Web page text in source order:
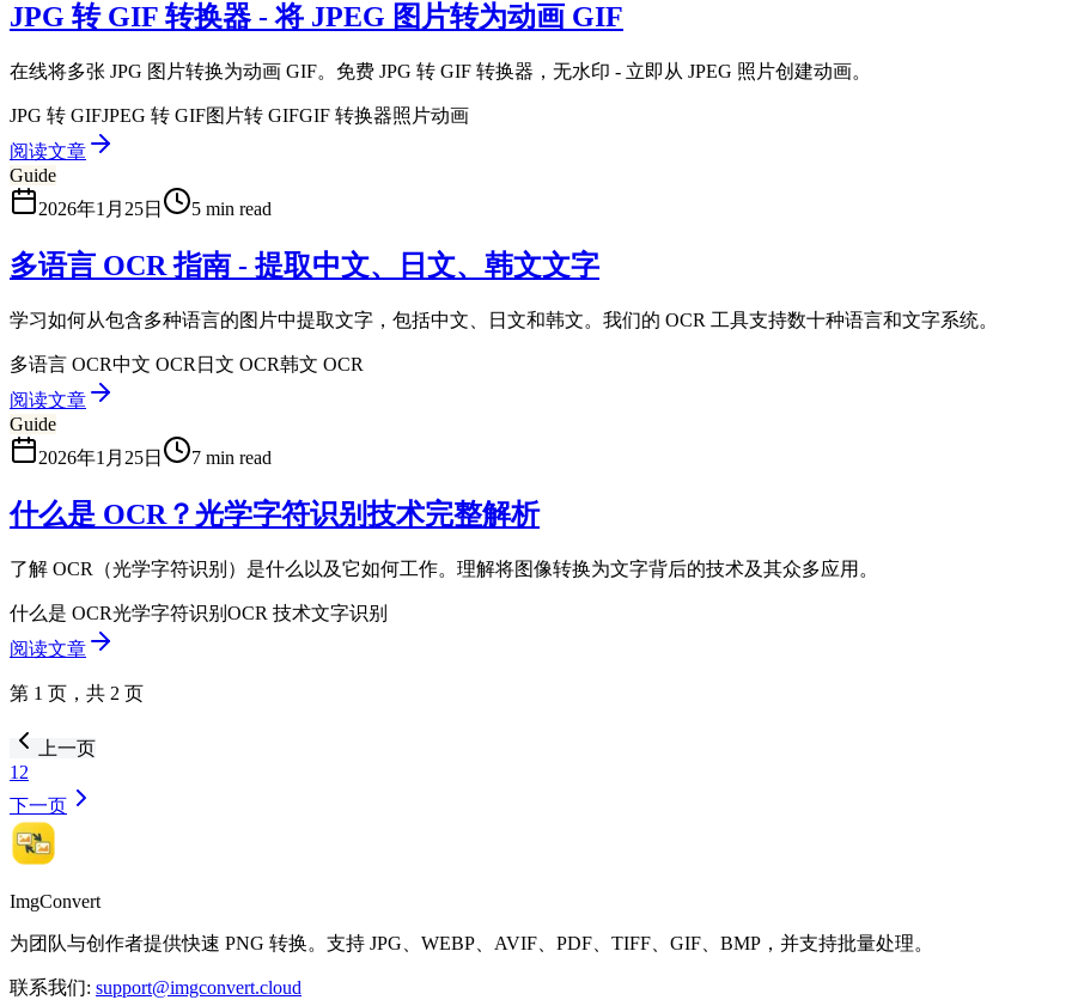
JPG 转 GIF 转换器 - 将 JPEG 图片转为动画 GIF
在线将多张 JPG 图片转换为动画 GIF。免费 JPG 转 GIF 转换器，无水印 - 立即从 JPEG 照片创建动画。
JPG 转 GIFJPEG 转 GIF图片转 GIFGIF 转换器照片动画
阅读文章
Guide
2026年1月25日
5 min read
多语言 OCR 指南 - 提取中文、日文、韩文文字
学习如何从包含多种语言的图片中提取文字，包括中文、日文和韩文。我们的 OCR 工具支持数十种语言和文字系统。
多语言 OCR中文 OCR 日文 OCR韩文 OCR
阅读文章
Guide
2026年1月25日
7 min read
什么是 OCR？光学字符识别技术完整解析
了解 OCR（光学字符识别）是什么以及它如何工作。理解将图像转换为文字背后的技术及其众多应用。
什么是 OCR光学字符识别 OCR 技术文字识别
阅读文章
第 1 页，共 2 页
上一页
1 2
下一页
ImgConvert
为团队与创作者提供快速 PNG 转换。支持 JPG、WEBP、AVIF、PDF、TIFF、GIF、BMP，并支持批量处理。
联系我们: support@imgconvert.cloud